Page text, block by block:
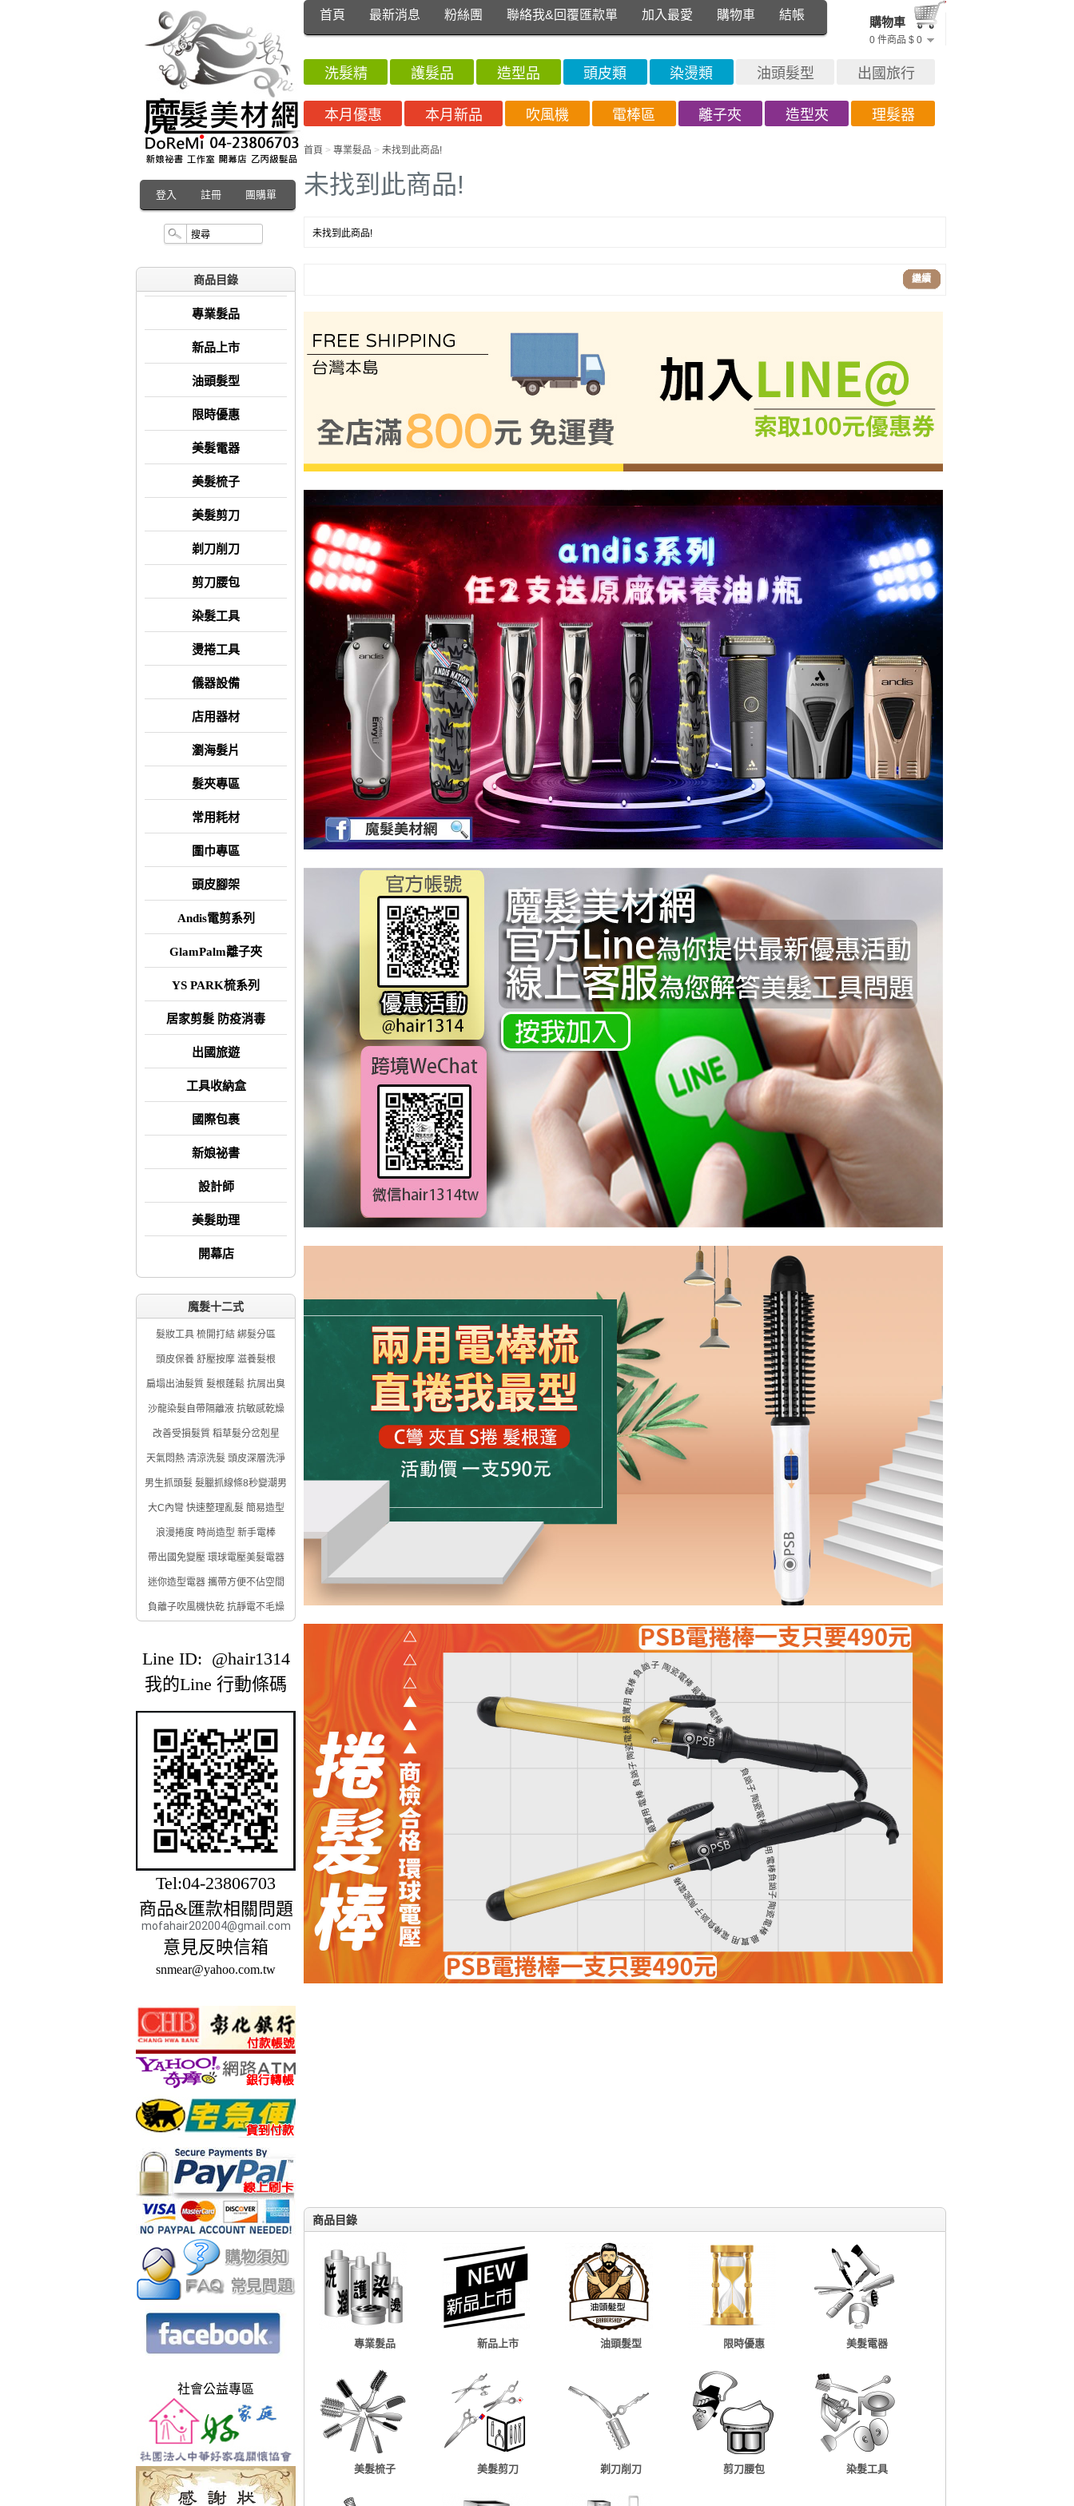
購物車
0 件商品 $ 0
登入 註冊 團購單
首頁 最新消息 粉絲團 聯絡我&回覆匯款單 加入最愛 購物車 結帳
商品目錄
專業髮品
新品上市
油頭髮型
限時優惠
美髮電器
美髮梳子
美髮剪刀
剃刀削刀
剪刀腰包
染髮工具
燙捲工具
儀器設備
店用器材
瀏海髮片
髮夾專區
常用耗材
圍巾專區
頭皮腳架
Andis電剪系列
GlamPalm離子夾
YS PARK梳系列
居家剪髮 防疫消毒
出國旅遊
工具收納盒
國際包裹
新娘祕書
設計師
美髮助理
開幕店
魔髮十二式
髮妝工具 梳開打結 綁髮分區
頭皮保養 舒壓按摩 滋養髮根
扁塌出油髮質 髮根蓬鬆 抗屑出臭
沙龍染髮自帶隔離液 抗敏感乾燥
改善受損髮質 稻草髮分岔剋星
天氣悶熱 清涼洗髮 頭皮深層洗淨
男生抓頭髮 髮臘抓線條8秒變潮男
大C內彎 快速整理亂髮 簡易造型
浪漫捲度 時尚造型 新手電棒
帶出國免變壓 環球電壓美髮電器
迷你造型電器 攜帶方便不佔空間
負離子吹風機快乾 抗靜電不毛燥
Line ID: @hair1314
我的Line 行動條碼
Tel:04-23806703
商品&匯款相關問題
mofahair202004@gmail.com
意見反映信箱
snmear@yahoo.com.tw
社會公益專區
洗髮精 護髮品 造型品 頭皮類 染燙類 油頭髮型
出國旅行
本月優惠
本月新品 吹風機 電棒區 離子夾 造型夾 理髮器
首頁 > 專業髮品 > 未找到此商品!
未找到此商品!
未找到此商品!
繼續
商品目錄
專業髮品 新品上市 油頭髮型 限時優惠 美髮電器
美髮梳子 美髮剪刀 剃刀削刀 剪刀腰包 染髮工具